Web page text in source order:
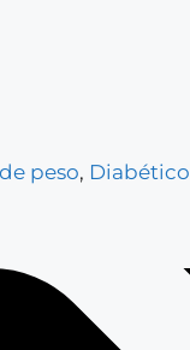
peso, Diabético